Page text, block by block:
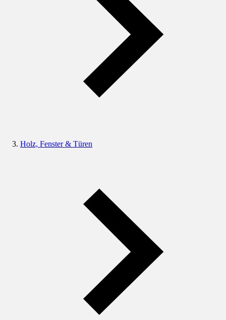
Holz, Fenster & Türen